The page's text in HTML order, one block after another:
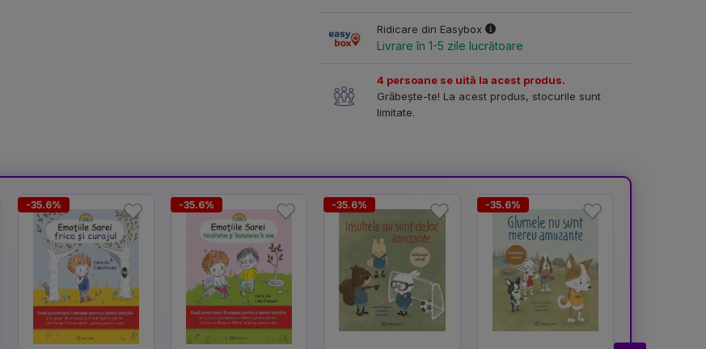
Ridicare din Easybox
Livrare în 1-5 zile lucrătoare
4 persoane se uită la acest produs.
Grăbește-te! La acest produs, stocurile sunt
limitate.
-35.6% -35.6% -35.6% -35.6%